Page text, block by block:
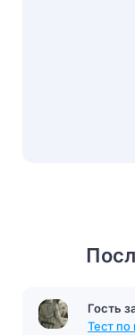
Гость
Тест по